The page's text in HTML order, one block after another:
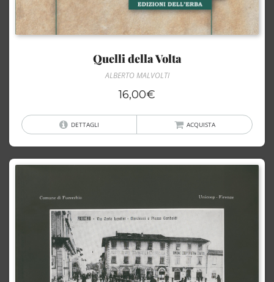
Quelli della Volta
ALBERTO MALVOLTI
16,00€
DETTAGLI ACQUISTA